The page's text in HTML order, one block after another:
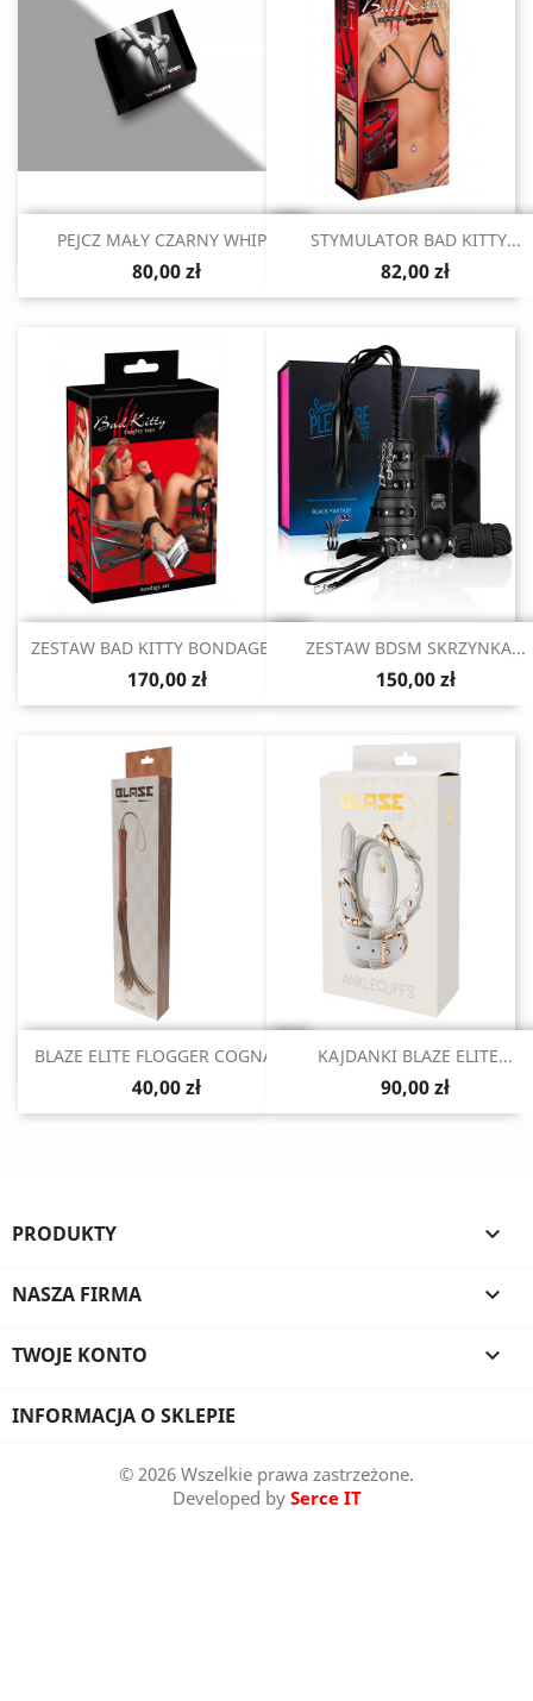
Szybki podgląd
PEJCZ MAŁY CZARNY WHIPS
80,00 zł
Szybki podgląd
STYMULATOR BAD KITTY...
82,00 zł
Szybki podgląd
ZESTAW BAD KITTY BONDAGE SET
170,00 zł
Szybki podgląd
ZESTAW BDSM SKRZYNKA...
150,00 zł
Szybki podgląd
BLAZE ELITE FLOGGER COGNAC...
40,00 zł
Szybki podgląd
KAJDANKI BLAZE ELITE...
90,00 zł
PRODUKTY 
NASZA FIRMA 
TWOJE KONTO 
INFORMACJA O SKLEPIE
© 2026 Wszelkie prawa zastrzeżone.
Developed by Serce IT